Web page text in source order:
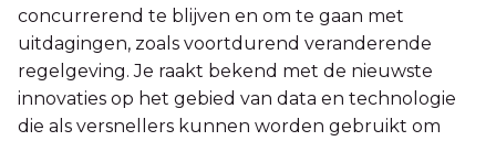
concurrerend te blijven en om te gaan met
uitdagingen, zoals voortdurend veranderende
regelgeving. Je raakt bekend met de nieuwste
innovaties op het gebied van data en technologie
die als versnellers kunnen worden gebruikt om